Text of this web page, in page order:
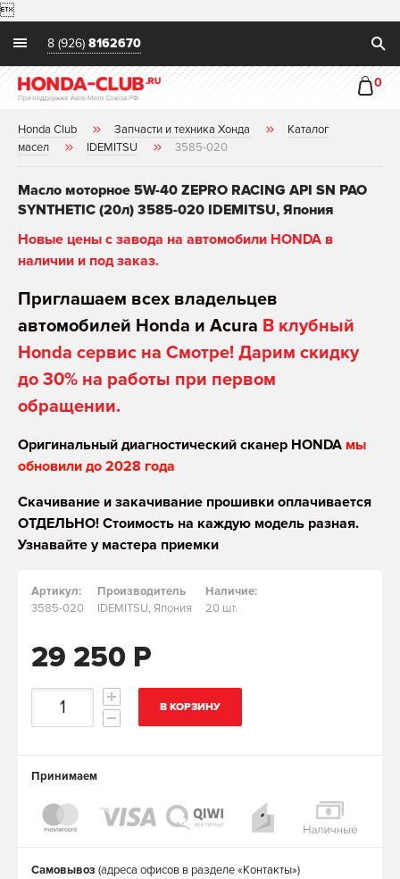

8 (926) 8162670
0
Honda Club Запчасти и техника Хонда
Каталог
масел
IDEMITSU 3585-020
Масло моторное 5W-40 ZEPRO RACING API SN PAO
SYNTHETIC (20л) 3585-020 IDEMITSU, Япония
Новые цены с завода на автомобили HONDA в
наличии и под заказ.
Приглашаем всех владельцев
автомобилей Honda и Acura В клубный
Honda сервис на Смотре! Дарим скидку
до 30% на работы при первом
обращении.
Оригинальный диагностический сканер HONDA мы
обновили до 2028 года
Скачивание и закачивание прошивки оплачивается
ОТДЕЛЬНО! Стоимость на каждую модель разная.
Узнавайте у мастера приемки
Артикул:
3585-020
Производитель
IDEMITSU, Япония
Наличие:
20 шт.
29 250 Р
В КОРЗИНУ
Принимаем
Самовывоз (адреса офисов в разделе «Контакты»)